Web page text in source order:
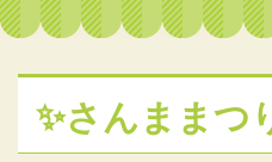
✨さんままつ